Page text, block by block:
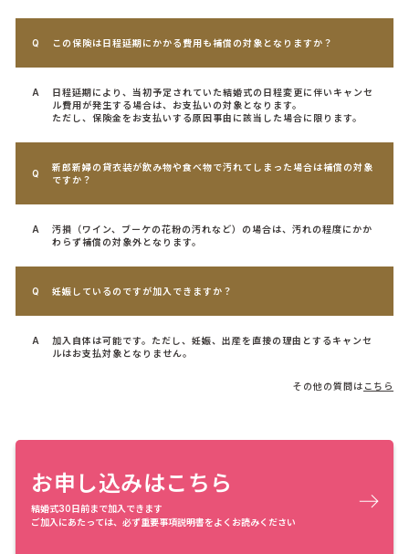
この保険は日程延期にかかる費用も補償の対象となりますか？
日程延期により、当初予定されていた結婚式の日程変更に伴いキャンセ
ル費用が発生する場合は、お支払いの対象となります。
ただし、保険金をお支払いする原因事由に該当した場合に限ります。
新郎新婦の貸衣装が飲み物や食べ物で汚れてしまった場合は補償の対象
ですか？
汚損（ワイン、ブーケの花粉の汚れなど）の場合は、汚れの程度にかか
わらず補償の対象外となります。
妊娠しているのですが加入できますか？
加入自体は可能です。ただし、妊娠、出産を直接の理由とするキャンセ
ルはお支払対象となりません。
その他の質問は こちら
お申し込みはこちら
結婚式30日前まで加入できます
ご加入にあたっては、必ず重要事項説明書をよくお読みください